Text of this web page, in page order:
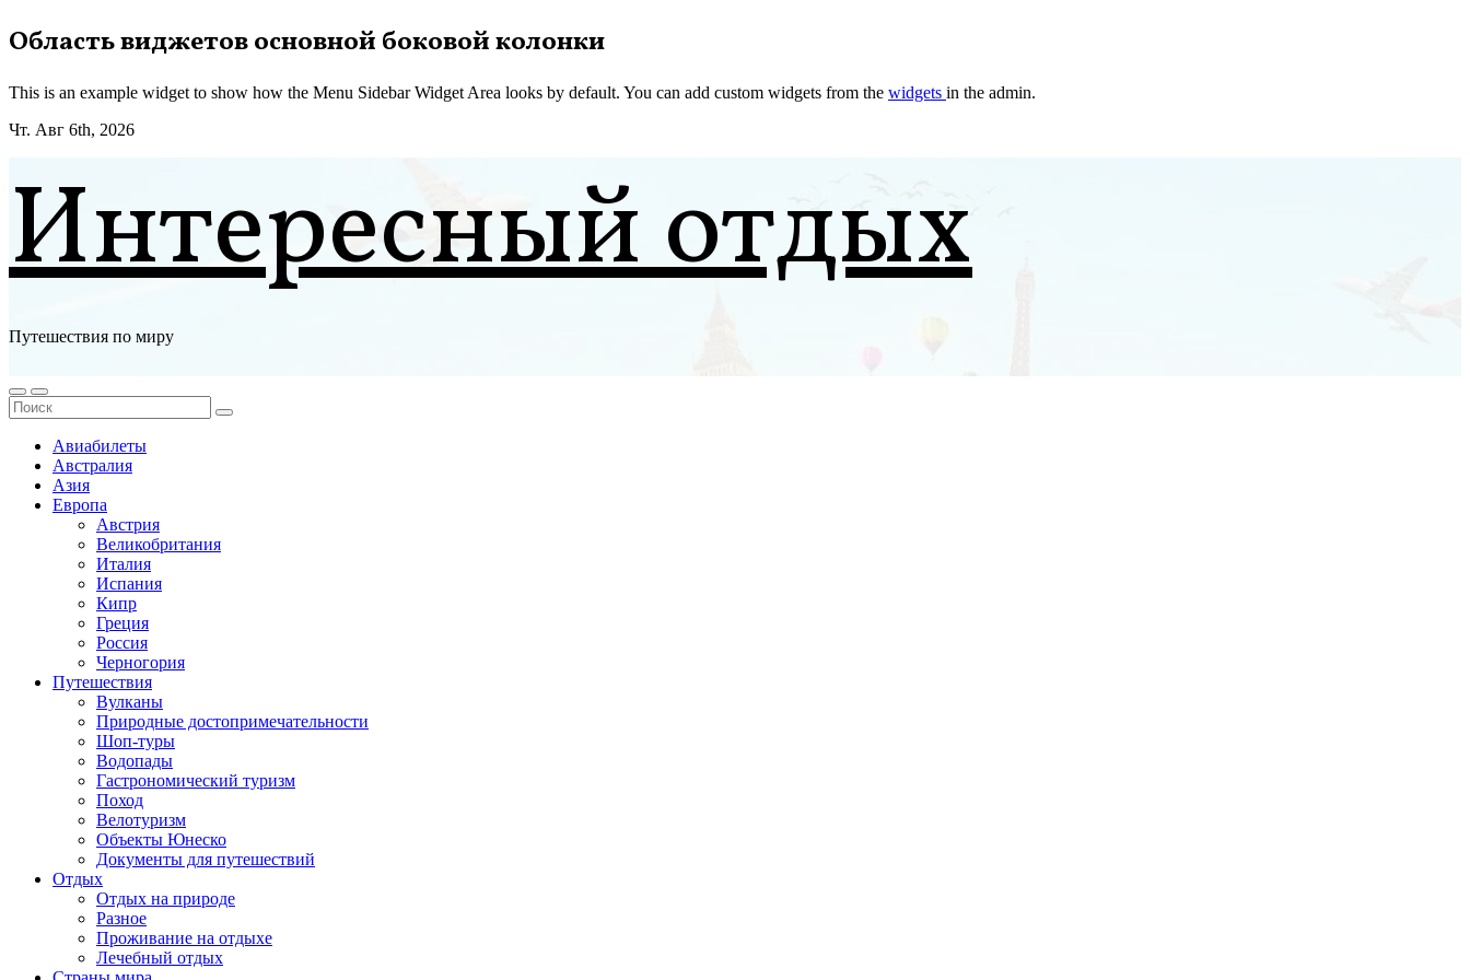
Перейти
к
Область виджетов основной боковой колонки
This is an example widget to show how the Menu Sidebar Widget Area looks by default. You can add custom widgets from the widgets in the admin.
Чт. Авг 6th, 2026
Интересный отдых
Путешествия по миру
Авиабилеты
Австралия
Азия
Европа
Австрия
Великобритания
Италия
Испания
Кипр
Греция
Россия
Черногория
Путешествия
Вулканы
Природные достопримечательности
Шоп-туры
Водопады
Гастрономический туризм
Поход
Велотуризм
Объекты Юнеско
Документы для путешествий
Отдых
Отдых на природе
Разное
Проживание на отдыхе
Лечебный отдых